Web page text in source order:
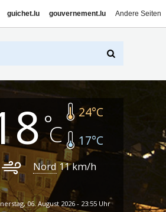
guichet.lu gouvernement.lu Andere Seiten
24°C
17°C
Nord 11km/h
06. August 2026 - 23:55 Uhr